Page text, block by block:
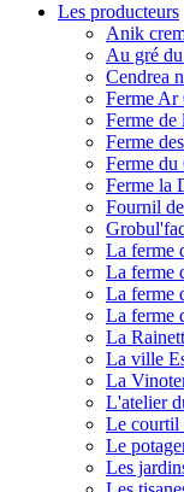
Les producteurs
Anik
Au gré
Cendrea
Ferme Ar
Ferme de
Ferme
Ferme
Ferme la
Fournil
La ferme
La ferme
La ferme
La ferme
La
La ville
La
L'atelier
Le courtil
Le
Les